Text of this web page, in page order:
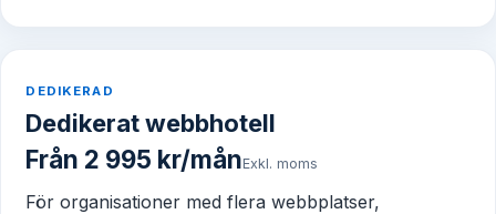
DEDIKERAD
Dedikerat webbhotell
Från 2 995 kr/månExkl. moms
För organisationer med flera webbplatser,